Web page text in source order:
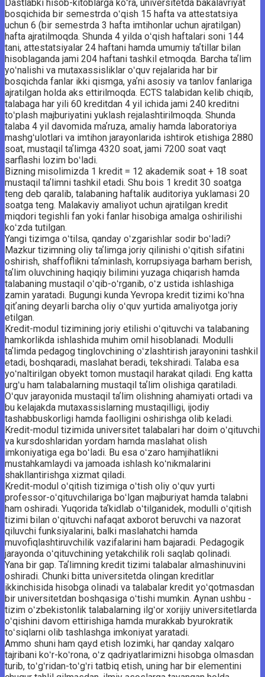
Dastlabki hisob-kitoblarga koʻra, universitetda bakalavriyat
bosqichida bir semestrda oʻqish 15 hafta va attestatsiya
uchun 6 (bir semestrda 3 hafta imtihonlar uchun ajratilgan)
hafta ajratilmoqda. Shunda 4 yilda oʻqish haftalari soni 144
tani, attestatsiyalar 24 haftani hamda umumiy taʼtillar bilan
hisoblaganda jami 204 haftani tashkil etmoqda. Barcha taʼlim
yoʻnalishi va mutaxassisliklar oʻquv rejalarida har bir
bosqichda fanlar ikki qismga, yaʼni asosiy va tanlov fanlariga
ajratilgan holda aks ettirilmoqda. ECTS talabidan kelib chiqib,
talabaga har yili 60 kreditdan 4 yil ichida jami 240 kreditni
toʻplash majburiyatini yuklash rejalashtirilmoqda. Shunda
talaba 4 yil davomida maʼruza, amaliy hamda laboratoriya
mashgʻulotlari va imtihon jarayonlarida ishtirok etishiga 2880
soat, mus­taqil taʼlimga 4320 soat, jami 7200 soat vaqt
sarflashi lozim boʻladi.
Bizning misolimizda 1 kredit = 12 akademik soat + 18 soat
mustaqil taʼlimni tashkil etadi. Shu bois 1 kredit 30 soatga
teng deb qaralib, talabaning haftalik auditoriya yuklamasi 20
soatga teng. Malakaviy amaliyot uchun ajratilgan kredit
miqdori tegishli fan yoki fanlar hisobiga amalga oshirilishi
koʻzda tutilgan.
Yangi tizimga oʻtilsa, qanday oʻzgarishlar sodir boʻladi?
Mazkur tizimning oliy taʼlimga joriy qilinishi oʻqitish sifatini
oshirish, shaffoflikni taʼminlash, korrupsiyaga barham berish,
taʼlim oluvchining haqiqiy bilimini yuzaga chiqarish hamda
talabaning mustaqil oʻqib-oʻrganib, oʻz ustida ishlashiga
zamin yaratadi. Bugungi kunda Yevropa kredit tizimi koʻhna
qitʼaning deyarli barcha oliy oʻquv yurtida amaliyotga joriy
etilgan.
Kredit-modul tizimining joriy etilishi oʻqituvchi va talabaning
hamkorlikda ishlashida muhim omil hisoblanadi. Modulli
taʼlimda pedagog tinglovchining oʻzlashtirish jarayonini tashkil
etadi, boshqaradi, maslahat beradi, tekshiradi. Talaba esa
yoʻnaltirilgan obyekt tomon mustaqil harakat qiladi. Eng katta
urgʻu ham talabalarning mustaqil taʼlim olishiga qaratiladi.
Oʻquv jarayonida mustaqil taʼlim olishning ahamiyati ortadi va
bu kelajakda mutaxassislarning mustaqilligi, ijodiy
tashabbuskorligi hamda faolligini oshirishga olib keladi.
Kredit-modul tizimida universitet talabalari har doim oʻqituvchi
va kursdoshlaridan yordam hamda ­maslahat olish
imkoniyatiga ega boʻladi. Bu esa oʻzaro hamjihatlikni
mustahkamlaydi va jamoada ishlash koʻnikmalarini
shakllantirishga xizmat qiladi.
Kredit-modul oʻqitish tizimiga oʻtish oliy oʻquv yurti
professor-oʻqituvchilariga boʻlgan majburiyat hamda talabni
ham oshiradi. Yuqorida taʼkidlab oʻtilganidek, modulli oʻqitish
tizimi bilan oʻqituvchi nafaqat axborot beruvchi va nazorat
qiluvchi funksiyalarini, balki maslahatchi hamda
muvofiqlashtiruvchilik vazifalarini ham bajaradi. Pedagogik
jarayonda oʻqituvchining yetakchilik roli saqlab qolinadi.
Yana bir gap. Taʼlimning kredit tizimi talabalar almashinuvini
oshiradi. Chunki bitta universitetda olingan kreditlar
ikkinchisida hisobga olinadi va talabalar kredit yoʻqotmasdan
bir universitetdan ­boshqasiga oʻtishi mumkin. Aynan ushbu ­
tizim oʻzbekistonlik talabalarning ilgʻor xorijiy universitetlarda
oʻqishini davom ettirishiga hamda murakkab byurokratik
toʻsiqlarni olib tashlashga imkoniyat yaratadi.
Ammo shuni ham qayd etish lozimki, har qanday xalqaro
tajribani koʻr-koʻrona, oʻz qadriyatlarimizni hisobga olmasdan
turib, toʻgʻridan-toʻgʻri tatbiq etish, uning har bir elementini